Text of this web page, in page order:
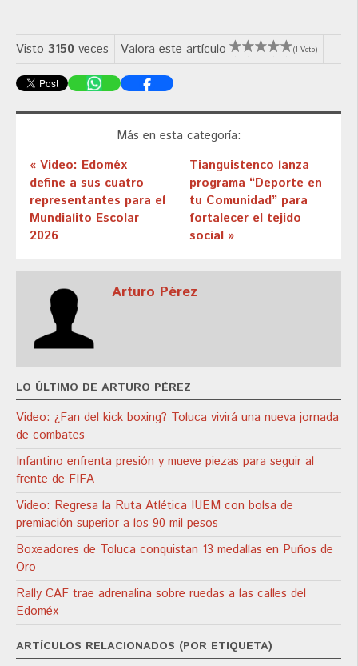
Visto 3150 veces Valora este artículo (1 Voto)
Más en esta categoría:
« Video: Edoméx
define a sus cuatro
representantes para el
Mundialito Escolar
2026
Tianguistenco lanza
programa “Deporte en
tu Comunidad” para
fortalecer el tejido
social »
Arturo Pérez
LO ÚLTIMO DE ARTURO PÉREZ
Video: ¿Fan del kick boxing? Toluca vivirá una nueva jornada
de combates
Infantino enfrenta presión y mueve piezas para seguir al
frente de FIFA
Video: Regresa la Ruta Atlética IUEM con bolsa de
premiación superior a los 90 mil pesos
Boxeadores de Toluca conquistan 13 medallas en Puños de
Oro
Rally CAF trae adrenalina sobre ruedas a las calles del
Edoméx
ARTÍCULOS RELACIONADOS (POR ETIQUETA)